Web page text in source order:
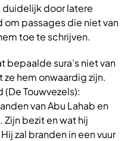
duidelijk door latere
passages die niet van
toe te schrijven.
bepaalde sura’s niet van
hem onwaardig zijn.
Touwvezels):
van Abu Lahab en
Zijn bezit en wat hij
zal branden in een vuur